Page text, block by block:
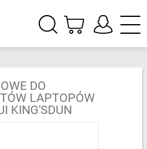
DO
LAPTOPÓW
KING'SDUN